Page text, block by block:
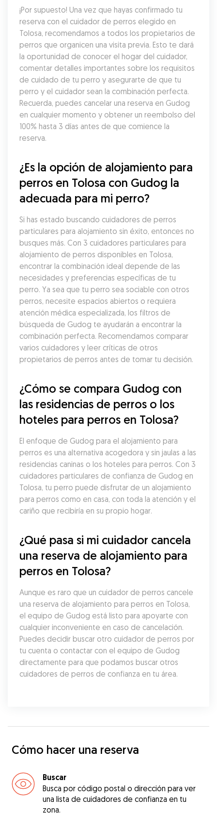
¡Por supuesto! Una vez que hayas confirmado tu
reserva con el cuidador de perros elegido en
Tolosa, recomendamos a todos los propietarios de
perros que organicen una visita previa. Esto te dará
la oportunidad de conocer el hogar del cuidador,
comentar detalles importantes sobre los requisitos
de cuidado de tu perro y asegurarte de que tu
perro y el cuidador sean la combinación perfecta.
Recuerda, puedes cancelar una reserva en Gudog
en cualquier momento y obtener un reembolso del
100% hasta 3 días antes de que comience la
reserva.
¿Es la opción de alojamiento para
perros en Tolosa con Gudog la
adecuada para mi perro?
Si has estado buscando cuidadores de perros
particulares para alojamiento sin éxito, entonces no
busques más. Con 3 cuidadores particulares para
alojamiento de perros disponibles en Tolosa,
encontrar la combinación ideal depende de las
necesidades y preferencias específicas de tu
perro. Ya sea que tu perro sea sociable con otros
perros, necesite espacios abiertos o requiera
atención médica especializada, los filtros de
búsqueda de Gudog te ayudarán a encontrar la
combinación perfecta. Recomendamos comparar
varios cuidadores y leer críticas de otros
propietarios de perros antes de tomar tu decisión.
¿Cómo se compara Gudog con
las residencias de perros o los
hoteles para perros en Tolosa?
El enfoque de Gudog para el alojamiento para
perros es una alternativa acogedora y sin jaulas a las
residencias caninas o los hoteles para perros. Con 3
cuidadores particulares de confianza de Gudog en
Tolosa, tu perro puede disfrutar de un alojamiento
para perros como en casa, con toda la atención y el
cariño que recibiría en su propio hogar.
¿Qué pasa si mi cuidador cancela
una reserva de alojamiento para
perros en Tolosa?
Aunque es raro que un cuidador de perros cancele
una reserva de alojamiento para perros en Tolosa,
el equipo de Gudog está listo para apoyarte con
cualquier inconveniente en caso de cancelación.
Puedes decidir buscar otro cuidador de perros por
tu cuenta o contactar con el equipo de Gudog
directamente para que podamos buscar otros
cuidadores de perros de confianza en tu área.
Cómo hacer una reserva
Buscar
Busca por código postal o dirección para ver
una lista de cuidadores de confianza en tu
zona.